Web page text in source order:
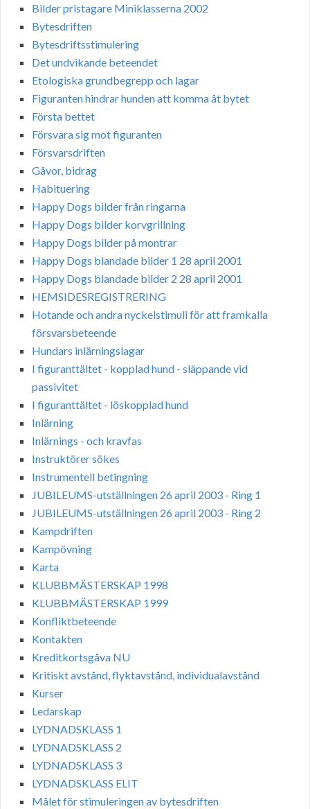
Bilder pristagare Miniklasserna 2002
Bytesdriften
Bytesdriftsstimulering
Det undvikande beteendet
Etologiska grundbegrepp och lagar
Figuranten hindrar hunden att komma åt bytet
Första bettet
Försvara sig mot figuranten
Försvarsdriften
Gåvor, bidrag
Habituering
Happy Dogs bilder från ringarna
Happy Dogs bilder korvgrillning
Happy Dogs bilder på montrar
Happy Dogs blandade bilder 1 28 april 2001
Happy Dogs blandade bilder 2 28 april 2001
HEMSIDESREGISTRERING
Hotande och andra nyckelstimuli för att framkalla
försvarsbeteende
Hundars inlärningslagar
I figuranttältet - kopplad hund - släppande vid
passivitet
I figuranttältet - löskopplad hund
Inlärning
Inlärnings - och kravfas
Instruktörer sökes
Instrumentell betingning
JUBILEUMS-utställningen 26 april 2003 - Ring 1
JUBILEUMS-utställningen 26 april 2003 - Ring 2
Kampdriften
Kampövning
Karta
KLUBBMÄSTERSKAP 1998
KLUBBMÄSTERSKAP 1999
Konfliktbeteende
Kontakten
Kreditkortsgåva NU
Kritiskt avstånd, flyktavstånd, individualavstånd
Kurser
Ledarskap
LYDNADSKLASS 1
LYDNADSKLASS 2
LYDNADSKLASS 3
LYDNADSKLASS ELIT
Målet för stimuleringen av bytesdriften